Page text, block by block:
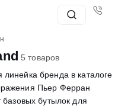
5 товаров
бренда в каталоге
Пьер Ферран
бутылок для